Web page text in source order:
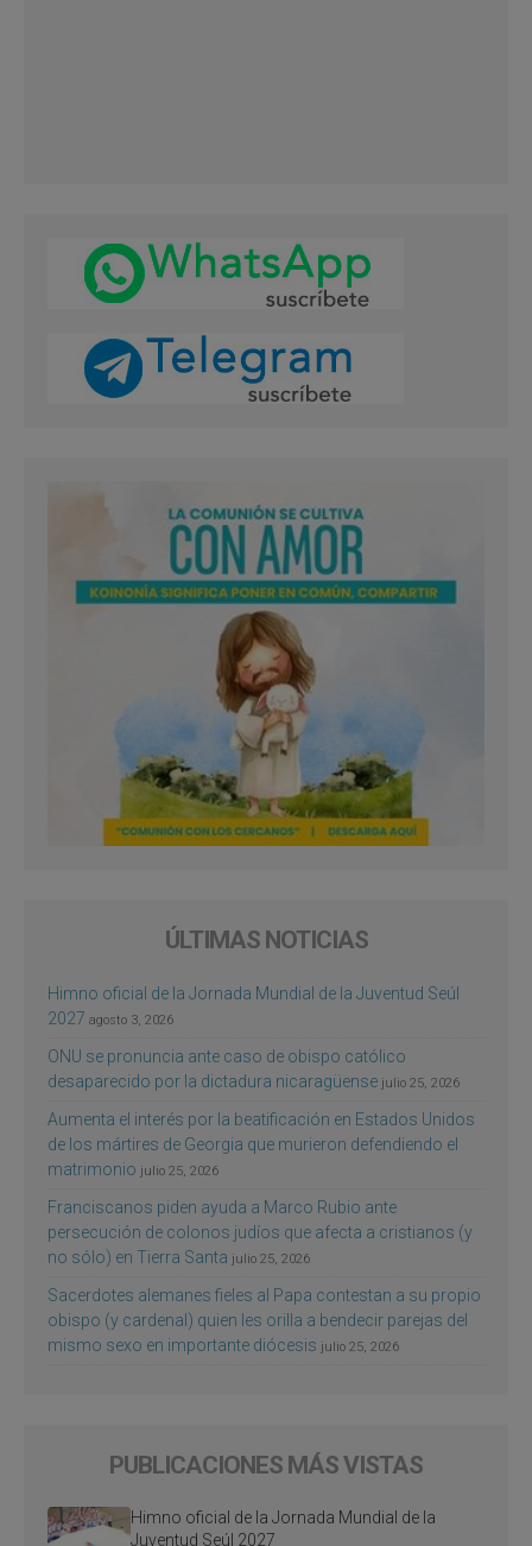
ÚLTIMAS NOTICIAS
Himno oficial de la Jornada Mundial de la Juventud Seúl
2027 agosto 3, 2026
ONU se pronuncia ante caso de obispo católico
desaparecido por la dictadura nicaragüense julio 25, 2026
Aumenta el interés por la beatificación en Estados Unidos
de los mártires de Georgia que murieron defendiendo el
matrimonio julio 25, 2026
Franciscanos piden ayuda a Marco Rubio ante
persecución de colonos judíos que afecta a cristianos (y
no sólo) en Tierra Santa julio 25, 2026
Sacerdotes alemanes fieles al Papa contestan a su propio
obispo (y cardenal) quien les orilla a bendecir parejas del
mismo sexo en importante diócesis julio 25, 2026
PUBLICACIONES MÁS VISTAS
Himno oficial de la Jornada Mundial de la
Juventud Seúl 2027